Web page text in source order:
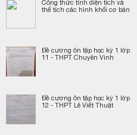
Công thức tính diện tích và
thể tích các hình khối cơ bản
Đề cương ôn tập học kỳ 1 lớp
11 - THPT Chuyên Vinh
Đề cương ôn tập học kỳ 1 lớp
12 - THPT Lê Viết Thuật